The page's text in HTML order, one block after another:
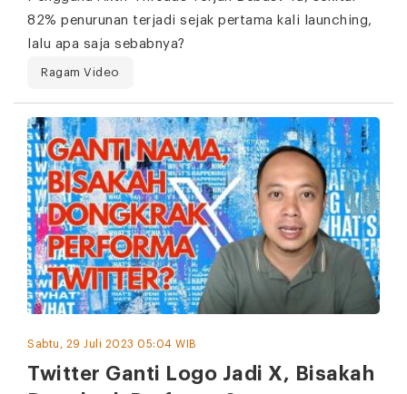
82% penurunan terjadi sejak pertama kali launching,
lalu apa saja sebabnya?
Ragam Video
Sabtu, 29 Juli 2023 05:04 WIB
Twitter Ganti Logo Jadi X, Bisakah